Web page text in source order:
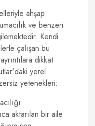
ahşap
ve benzeri
Kendi
çalışan bu
dikkat
yerel
yetenekleri:
aktarılan bir aile